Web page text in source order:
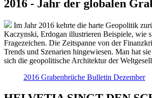
2016 - Jahr der globalen
Im Jahr 2016 kehrte die harte Geopolitik
Kaczynski, Erdogan illustrieren Beispiele, wie
Fragezeichen. Die Zeitspanne von der
Trends und Szenarien hingewiesen. Man hat
sich die geopolitische Architektur der
2016 Grabenbrüche Bulletin Dezember